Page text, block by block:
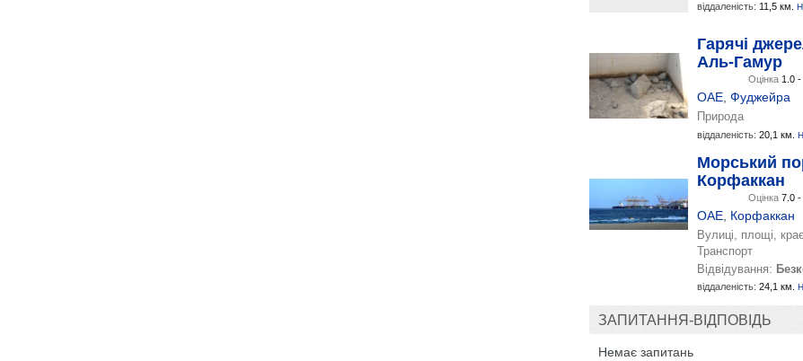
віддаленість: 11,5 км.
Гарячі
Аль-Гамур
Оцінка 1.0 -
ОАЕ, Фуджейра
Природа
віддаленість: 20,1 км.
Морський
Корфаккан
Оцінка 7.0 -
ОАЕ, Корфаккан
Вулиці, площі,
Транспорт
Відвідування:
віддаленість: 24,1 км.
ЗАПИТАННЯ-ВІДПОВІДЬ
Немає запитань